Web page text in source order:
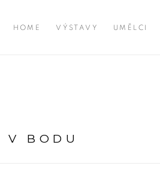
HOME VÝSTAVY UMĚLCI
V BODU